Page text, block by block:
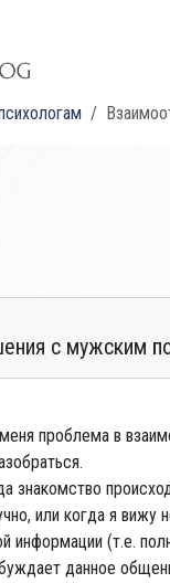
с мужским
проблема в
знакомство
или когда я
информации (т.е.
данное